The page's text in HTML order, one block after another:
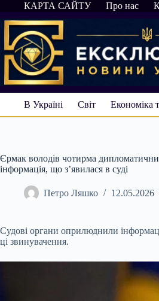
Перейти
до
вмісту
КАРТА САЙТУ Про нас
В Україні Світ Економіка
Єрмак володів чотирма
інформація, що з’явилася в суді
Петро Ляшко 12.05.2026
Судові органи оприлюднили
ці звинувачення.